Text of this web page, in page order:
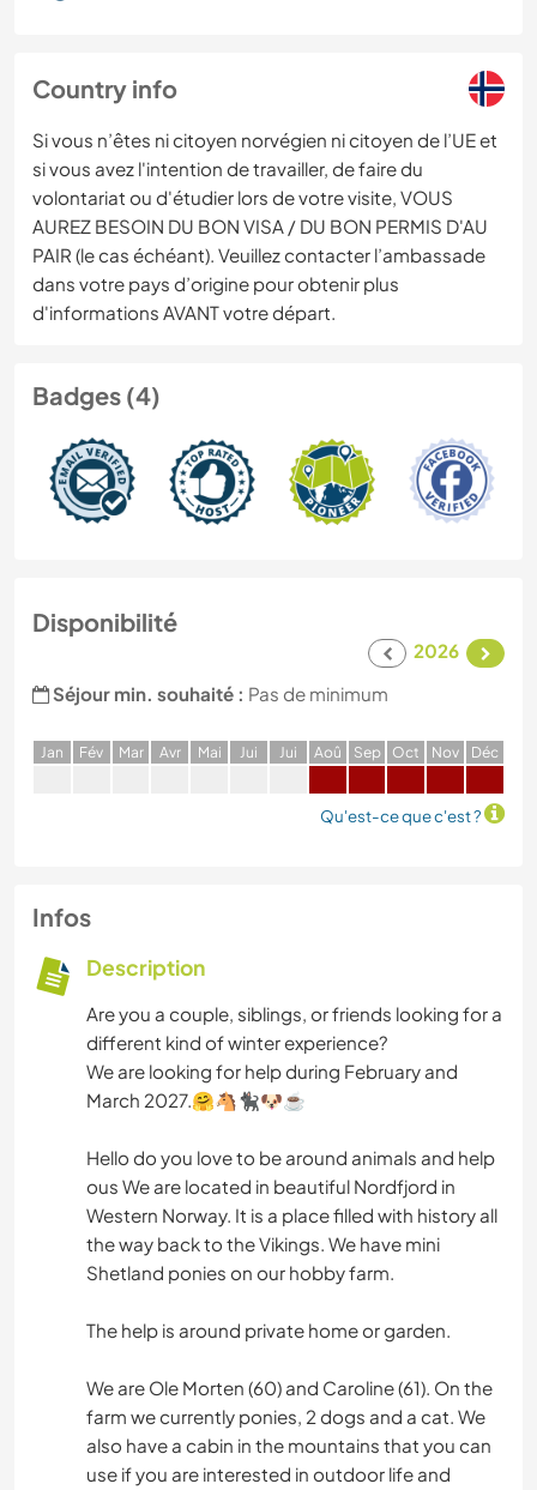
Country info
Si vous n’êtes ni citoyen norvégien ni citoyen de l’UE et
si vous avez l'intention de travailler, de faire du
volontariat ou d'étudier lors de votre visite, VOUS
AUREZ BESOIN DU BON VISA / DU BON PERMIS D'AU
PAIR (le cas échéant). Veuillez contacter l’ambassade
dans votre pays d’origine pour obtenir plus
d'informations AVANT votre départ.
Badges (4)
Disponibilité
2026
Séjour min. souhaité : Pas de minimum
Jan Fév Mar Avr Mai Jui Jui Aoû Sep Oct Nov Déc
Qu'est-ce que c'est ?
Infos
Description
Are you a couple, siblings, or friends looking for a
different kind of winter experience?
We are looking for help during February and
March 2027.🤗🐴🐈‍⬛🐶☕️
Hello do you love to be around animals and help
ous We are located in beautiful Nordfjord in
Western Norway. It is a place filled with history all
the way back to the Vikings. We have mini
Shetland ponies on our hobby farm.
The help is around private home or garden.
We are Ole Morten (60) and Caroline (61). On the
farm we currently ponies, 2 dogs and a cat. We
also have a cabin in the mountains that you can
use if you are interested in outdoor life and